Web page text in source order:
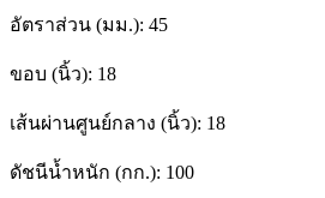
อัตราส่วน (มม.): 45
ขอบ (นิ้ว): 18
เส้นผ่านศูนย์กลาง (นิ้ว): 18
ดัชนีน้ำหนัก (กก.): 100